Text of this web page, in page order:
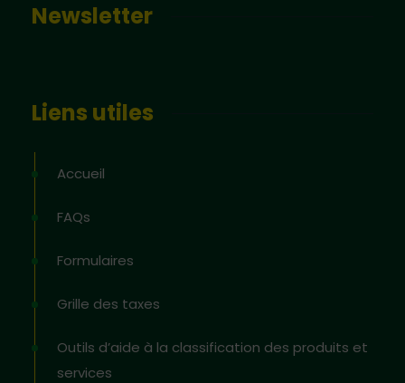
Newsletter
Liens utiles
Accueil
FAQs
Formulaires
Grille des taxes
Outils d’aide à la classification des produits et
services